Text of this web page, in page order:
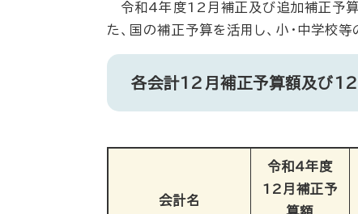
令和4年度12月補正及び追加補正予算
た、国の補正予算を活用し、小・中学校
各会計12月補正予算額及び
会計名
令和4年度
12月補正予